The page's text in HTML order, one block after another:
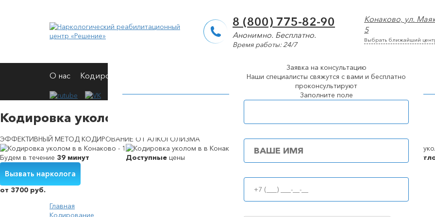
8 (800) 775-82-90
Анонимно. Бесплатно.
Время работы: 24/7
Конаково, ул.
5
Выбрать ближайший
О нас Кодирование Лечение алкоголизма Лечение наркомании
Кодировка уколом в в Конаково
ЭФФЕКТИВНЫЙ МЕТОД КОДИРОВАНИЕ ОТ АЛКОГОЛИЗМА
Будем в течение 39 минут Доступные цены
Вызвать нарколога
от 3700 руб.
Главная
Кодирование
Заявка на консультацию
Наши специалисты свяжутся с вами и бесплатно
проконсультируют
Заполните поле